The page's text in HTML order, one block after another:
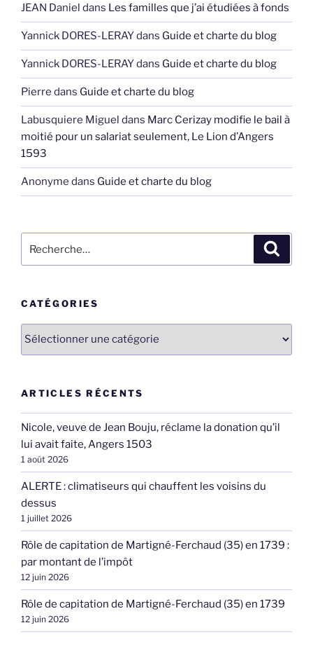
JEAN Daniel dans Les familles que j’ai étudiées à fonds
Yannick DORES-LERAYdans Guide et charte du blog
Yannick DORES-LERAYdans Guide et charte du blog
Pierre dans Guide et charte du blog
Labusquiere Miguel dans Marc Cerizay modifie le bail à
moitié pour un salariat seulement, Le Lion d’Angers
1593
Anonyme dans Guide et charte du blog
pour
CATÉGORIES
Catégories
ARTICLES RÉCENTS
Nicole, veuve de Jean Bouju, réclame la donation qu’il
lui avait faite, Angers 1503
1 août 2026
ALERTE : climatiseurs qui chauffent les voisins du
dessus
1 juillet 2026
Rôle de capitation de Martigné-Ferchaud (35) en 1739 :
par montant de l’impôt
12 juin 2026
Rôle de capitation de Martigné-Ferchaud (35) en 1739
12 juin 2026